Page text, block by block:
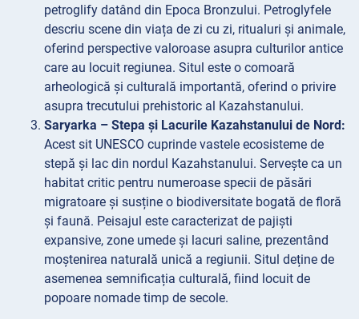
petroglify datând din Epoca Bronzului. Petroglyfele
descriu scene din viața de zi cu zi, ritualuri și animale,
oferind perspective valoroase asupra culturilor antice
care au locuit regiunea. Situl este o comoară
arheologică și culturală importantă, oferind o privire
asupra trecutului prehistoric al Kazahstanului.
Saryarka – Stepa și Lacurile Kazahstanului de Nord:
Acest sit UNESCO cuprinde vastele ecosisteme de
stepă și lac din nordul Kazahstanului. Servește ca un
habitat critic pentru numeroase specii de păsări
migratoare și susține o biodiversitate bogată de floră
și faună. Peisajul este caracterizat de pajiști
expansive, zone umede și lacuri saline, prezentând
moștenirea naturală unică a regiunii. Situl deține de
asemenea semnificația culturală, fiind locuit de
popoare nomade timp de secole.